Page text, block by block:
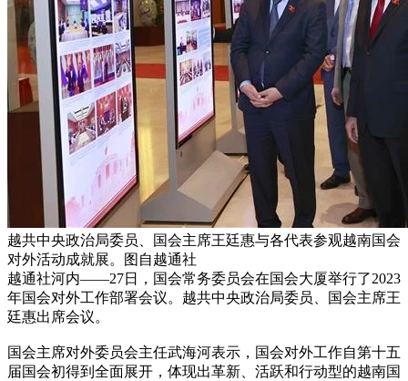
越共中央政治局委员、国会主席王廷惠与各代表参观越南国会
对外活动成就展。图自越通社
越通社河内——27日，国会常务委员会在国会大厦举行了2023
年国会对外工作部署会议。越共中央政治局委员、国会主席王
廷惠出席会议。
国会主席对外委员会主任武海河表示，国会对外工作自第十五
届国会初得到全面展开，体现出革新、活跃和行动型的越南国